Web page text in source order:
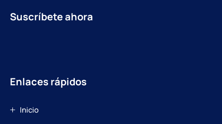
Suscríbete ahora
Enlaces rápidos
Inicio